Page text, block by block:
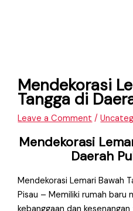
Mendekorasi
Tangga di
Leave a Comment /
Mendekorasi
Daerah
Mendekorasi Lemari Bawah
Pisau – Memiliki rumah baru